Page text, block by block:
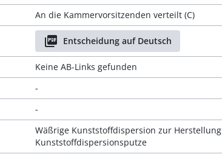
An die Kammervorsitzenden verteilt (C)
Entscheidung auf Deutsch
Keine AB-Links gefunden
-
-
Wäßrige Kunststoffdispersion zur
Kunststoffdispersionsputze